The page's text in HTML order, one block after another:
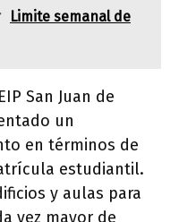
Limite semanal de
San Juan de
un
en términos de
estudiantil.
y aulas para
vez mayor de